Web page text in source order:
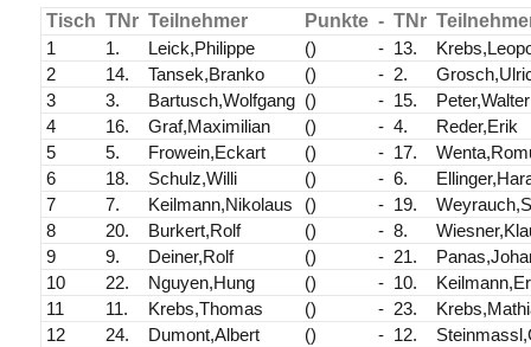
Tisch TNr Teilnehmer Punkte - TNr
1
1. Leick,Philippe () - 13.
2
14. Tansek,Branko () - 2.
3
3. Bartusch,Wolfgang () - 15.
Peter,Walter
4
16. Graf,Maximilian () - 4.
Reder,Erik
5
5. Frowein,Eckart () - 17.
6
18. Schulz,Willi () - 6.
7
7. Keilmann,Nikolaus () - 19.
8
20. Burkert,Rolf () - 8.
9
9. Deiner,Rolf () - 21.
10
22. Nguyen,Hung () - 10.
11
11. Krebs,Thomas () - 23.
12
24. Dumont,Albert () - 12.